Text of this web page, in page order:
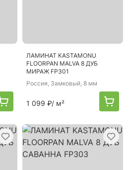
ЛАМИНАТ KASTAMONU
FLOORPAN MALVA 8 ДУБ
МИРАЖ FP301
Россия, Замковый, 8 мм
1 099 ₽/ м²